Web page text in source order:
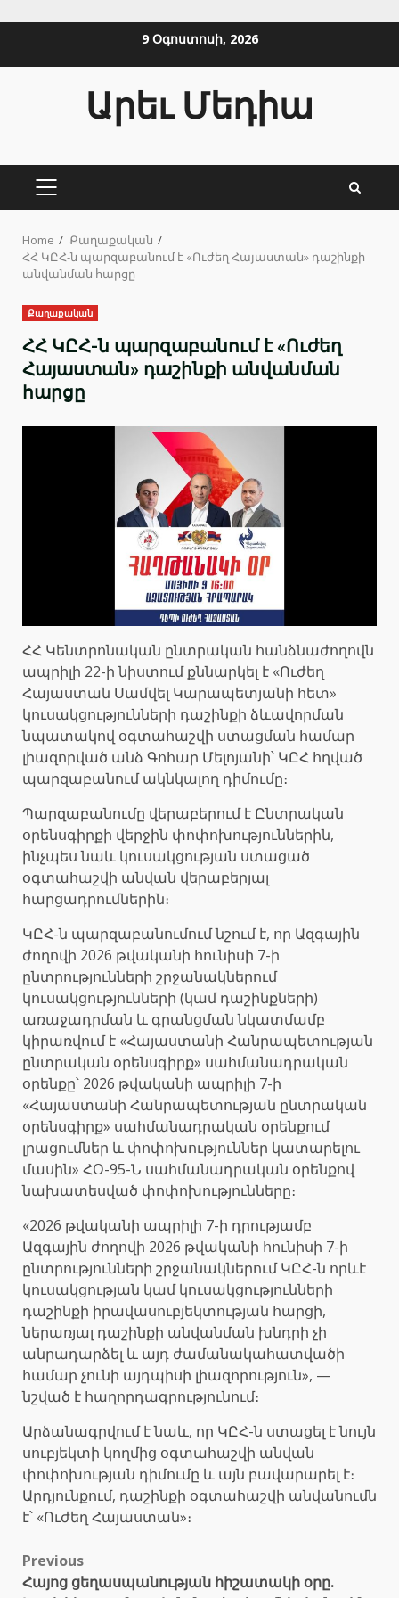
9 Օգոստոսի, 2026
Արեւ Մեդիա
PRIMARY
Home
Քաղաքական
ՀՀ ԿԸՀ-ն պարզաբանում է «Ուժեղ Հայաստան» դաշինքի
անվանման հարցը
Քաղաքական
ՀՀ ԿԸՀ-ն պարզաբանում է «Ուժեղ
Հայաստան» դաշինքի անվանման
հարցը
ՀՀ Կենտրոնական ընտրական հանձնաժողովն
ապրիլի 22-ի նիստում քննարկել է «Ուժեղ
Հայաստան Սամվել Կարապետյանի հետ»
կուսակցությունների դաշինքի ձևավորման
նպատակով օգտահաշվի ստացման համար
լիազորված անձ Գոհար Մելոյանի՝ ԿԸՀ հղված
պարզաբանում ակնկալող դիմումը։
Պարզաբանումը վերաբերում է Ընտրական
օրենսգիրքի վերջին փոփոխություններին,
ինչպես նաև կուսակցության ստացած
օգտահաշվի անվան վերաբերյալ
հարցադրումներին։
ԿԸՀ-ն պարզաբանումում նշում է, որ Ազգային
ժողովի 2026 թվականի հունիսի 7-ի
ընտրությունների շրջանակներում
կուսակցությունների (կամ դաշինքների)
առաջադրման և գրանցման նկատմամբ
կիրառվում է «Հայաստանի Հանրապետության
ընտրական օրենսգիրք» սահմանադրական
օրենքը՝ 2026 թվականի ապրիլի 7-ի
«Հայաստանի Հանրապետության ընտրական
օրենսգիրք» սահմանադրական օրենքում
լրացումներ և փոփոխություններ կատարելու
մասին» ՀՕ-95-Ն սահմանադրական օրենքով
նախատեսված փոփոխությունները։
«2026 թվականի ապրիլի 7-ի դրությամբ
Ազգային ժողովի 2026 թվականի հունիսի 7-ի
ընտրությունների շրջանակներում ԿԸՀ-ն որևէ
կուսակցության կամ կուսակցությունների
դաշինքի իրավասուբյեկտության հարցի,
ներառյալ դաշինքի անվանման խնդրի չի
անրադարձել և այդ ժամանակահատվածի
համար չունի այդպիսի լիազորություն», —
նշված է հաղորդագրությունում։
Արձանագրվում է նաև, որ ԿԸՀ-ն ստացել է նույն
սուբյեկտի կողմից օգտահաշվի անվան
փոփոխության դիմումը և այն բավարարել է։
Արդյունքում, դաշինքի օգտահաշվի անվանումն
է՝ «Ուժեղ Հայաստան»։
Post
Previous
Հայոց ցեղասպանության հիշատակի օրը.